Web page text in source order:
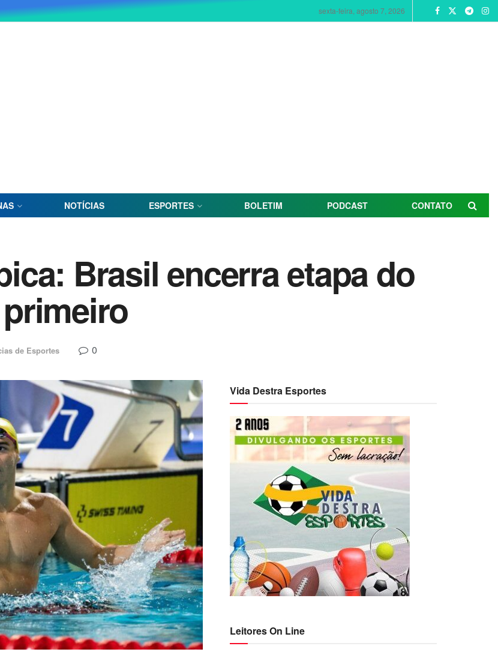
sexta-feira, agosto 7, 2026
NOTÍCIAS ESPORTES BOLETIM PODCAST CONTATO
Brasil encerra etapa do
de Esportes 0
Vida Destra Esportes
Leitores On Line